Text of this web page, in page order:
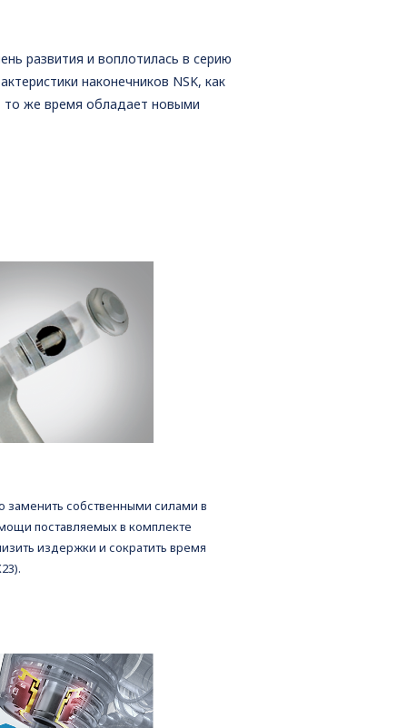
развития и воплотилась в серию
наконечников NSK, как
то же время обладает новыми
собственными силами в
поставляемых в комплекте
издержки и сократить время